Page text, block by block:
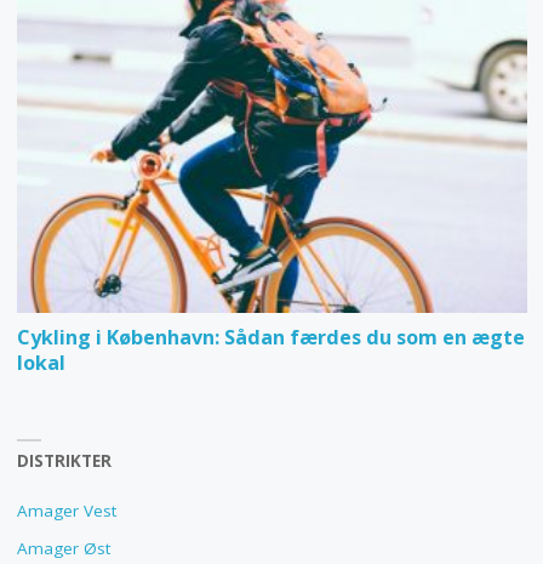
Cykling i København: Sådan færdes du som en ægte
lokal
DISTRIKTER
Amager Vest
Amager Øst